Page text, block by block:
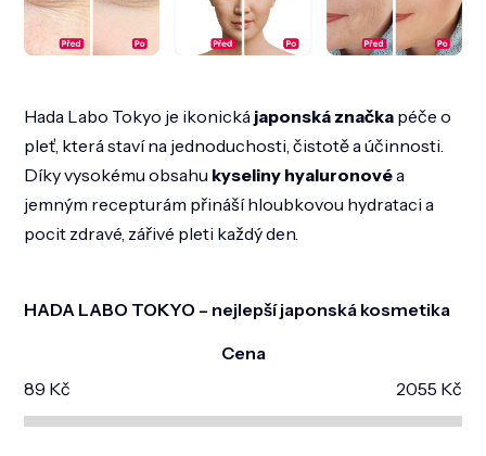
HADA LABO TOKYO – nejlepší japonská kosmetika
Hada Labo Tokyo je ikonická japonská značka péče o
pleť, která staví na jednoduchosti, čistotě a účinnosti.
Díky vysokému obsahu kyseliny hyaluronovéa
jemným recepturám přináší hloubkovou hydrataci a
pocit zdravé, zářivé pleti každý den.
Cena
89 Kč 2055 Kč